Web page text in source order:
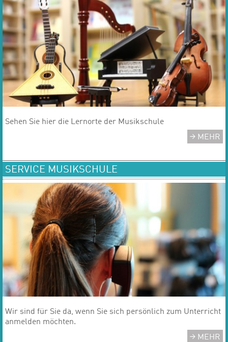
​​​​​​​Sehen Sie hier die Lernorte der Musikschule​​​​​​​
MEHR
SERVICE MUSIKSCHULE
​​​​​​​Wir sind für Sie da, wenn Sie sich persönlich zum Unterricht
anmelden möchten.
MEHR